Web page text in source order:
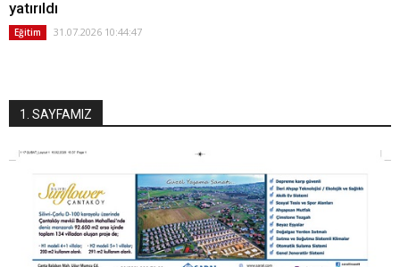
yatırıldı
Eğitim 31.07.2026 10:44:47
1. SAYFAMIZ